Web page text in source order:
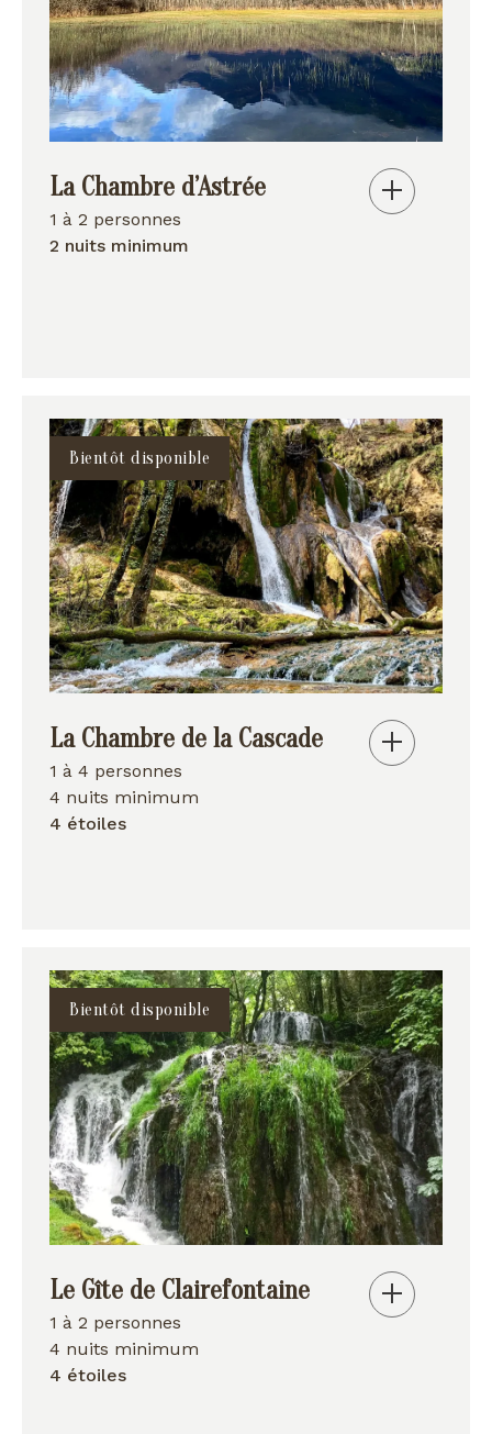
La Chambre d’Astrée
1 à 2 personnes
2 nuits minimum
Bientôt disponible
La Chambre de la Cascade
1 à 4 personnes
4 nuits minimum
4 étoiles
Bientôt disponible
Le Gîte de Clairefontaine
1 à 2 personnes
4 nuits minimum
4 étoiles